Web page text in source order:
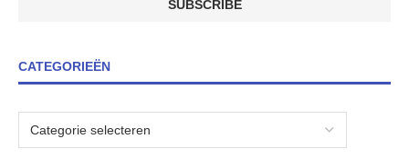
CATEGORIEËN